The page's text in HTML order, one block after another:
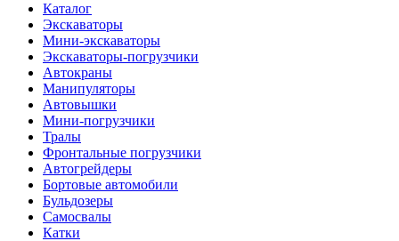
Каталог
Экскаваторы
Мини-экскаваторы
Экскаваторы-погрузчики
Автокраны
Манипуляторы
Автовышки
Мини-погрузчики
Тралы
Фронтальные погрузчики
Автогрейдеры
Бортовые автомобили
Бульдозеры
Самосвалы
Катки